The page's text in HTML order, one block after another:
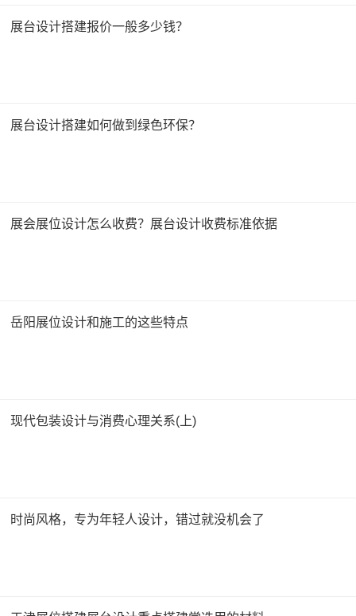
展台设计搭建报价一般多少钱？
展台设计搭建如何做到绿色环保？
展会展位设计怎么收费？展台设计收费标准依据
岳阳展位设计和施工的这些特点
现代包装设计与消费心理关系(上)
时尚风格，专为年轻人设计，错过就没机会了